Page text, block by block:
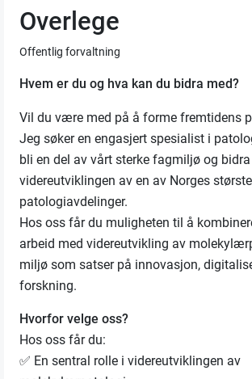
Overlege
Offentlig forvaltning
Hvem er du og hva kan du bidra med?
Vil du være med på å forme fremtidens
Jeg søker en engasjert spesialist i
bli en del av vårt sterke fagmiljø og
videreutviklingen av en av Norges største
patologiavdelinger.
Hos oss får du muligheten til å
arbeid med videreutvikling av
miljø som satser på innovasjon,
forskning.
Hvorfor velge oss?
Hos oss får du:
✅ En sentral rolle i videreutviklingen av